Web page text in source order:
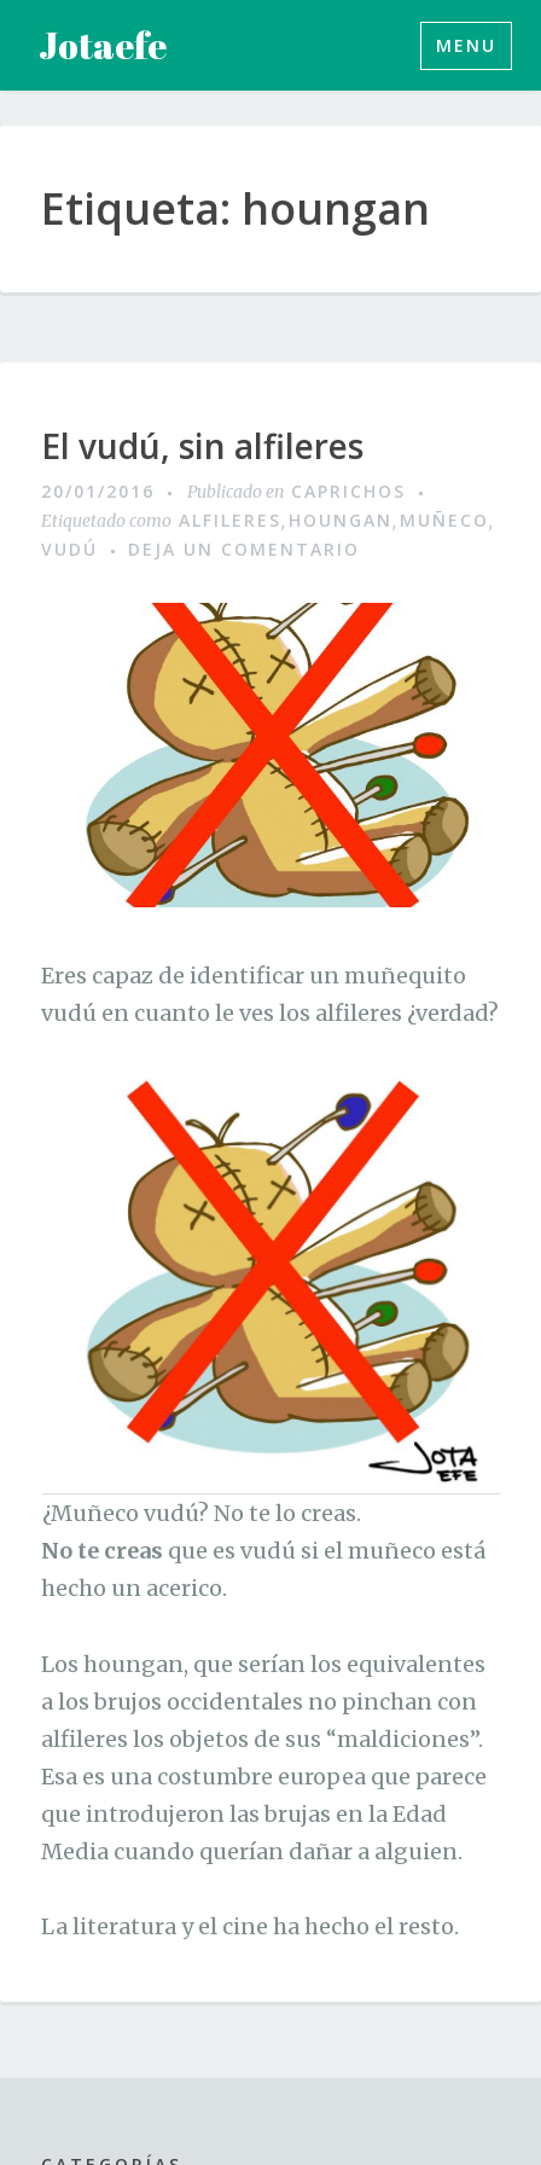
contenido
Jotaefe MENU
Etiqueta: houngan
El vudú, sin alfileres
20/01/2016 Publicado en CAPRICHOS
Etiquetado como ALFILERES, HOUNGAN, MUÑECO,
VUDÚ DEJA UN COMENTARIO
Eres capaz de identificar un muñequito
vudú en cuanto le ves los alfileres ¿verdad?
¿Muñeco vudú? No te lo creas.
No te creas que es vudú si el muñeco está
hecho un acerico.
Los houngan, que serían los equivalentes
a los brujos occidentales no pinchan con
alfileres los objetos de sus “maldiciones”.
Esa es una costumbre europea que parece
que introdujeron las brujas en la Edad
Media cuando querían dañar a alguien.
La literatura y el cine ha hecho el resto.